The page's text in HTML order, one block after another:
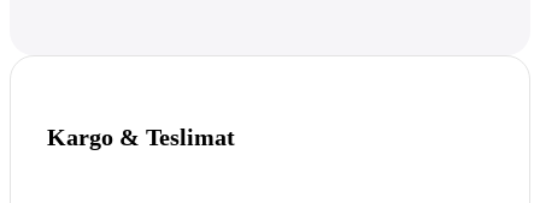
Kargo & Teslimat